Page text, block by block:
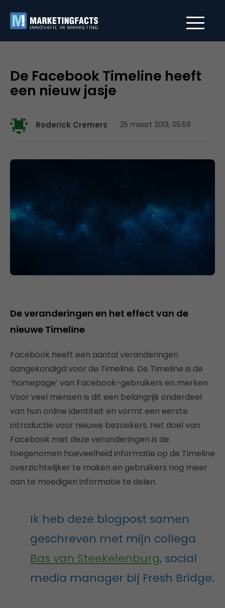
De Facebook Timeline heeft
een nieuw jasje
Roderick Cremers 25 maart 2013, 05:59
De veranderingen en het effect van de
nieuwe Timeline
Facebook heeft een aantal veranderingen
aangekondigd voor de Timeline. De Timeline is de
‘homepage’ van Facebook-gebruikers en merken.
Voor veel mensen is dit een belangrijk onderdeel
van hun online identiteit en vormt een eerste
introductie voor nieuwe bezoekers. Het doel van
Facebook met deze veranderingen is de
toegenomen hoeveelheid informatie op de Timeline
overzichtelijker te maken en gebruikers nog meer
aan te moedigen informatie te delen.
Ik heb deze blogpost samen
geschreven met mijn collega
Bas van Steekelenburg, social
media manager bij Fresh Bridge.